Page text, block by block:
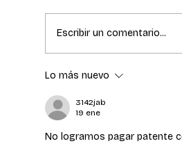
tecnología de
la detección
piel
Escribir un comentario...
Lo más nuevo
3142jab
19 ene
No logramos pagar patente